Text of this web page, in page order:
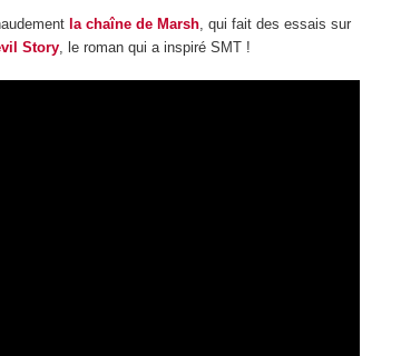
la chaîne de Marsh , qui fait des essais sur
Story , le roman qui a inspiré SMT !